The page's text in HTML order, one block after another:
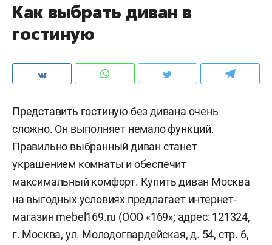
Как выбрать диван в
гостиную
Представить гостиную без дивана очень
сложно. Он выполняет немало функций.
Правильно выбранный диван станет
украшением комнаты и обеспечит
максимальный комфорт. Купить диван Москва
на выгодных условиях предлагает интернет-
магазин mebel169.ru (ООО «169»; адрес: 121324,
г. Москва, ул. Молодогвардейская, д. 54, стр. 6,